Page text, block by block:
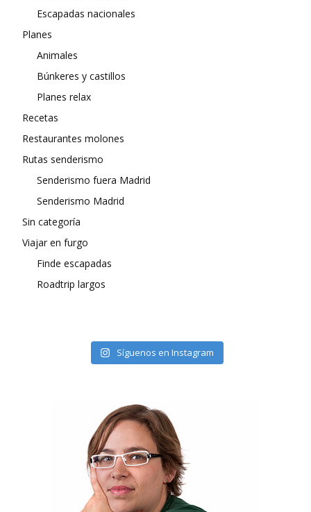
Escapadas nacionales
Planes
Animales
Búnkeres y castillos
Planes relax
Recetas
Restaurantes molones
Rutas senderismo
Senderismo fuera Madrid
Senderismo Madrid
Sin categoría
Viajar en furgo
Finde escapadas
Roadtrip largos
Síguenos en Instagram